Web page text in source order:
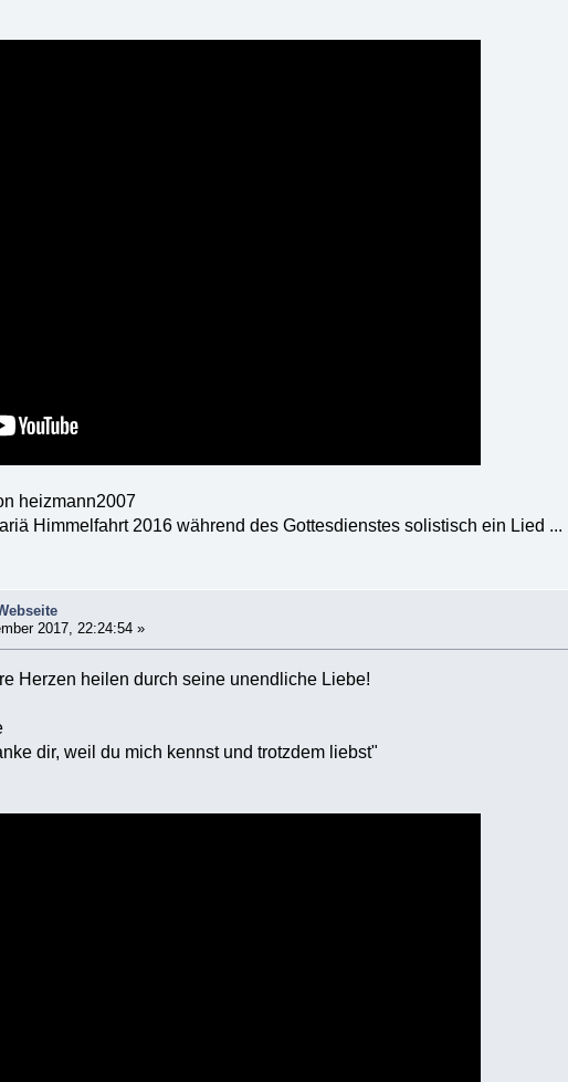
heizmann2007
Himmelfahrt 2016 während des Gottesdienstes solistisch ein Lied ...
2017, 22:24:54 »
Herzen heilen durch seine unendliche Liebe!
dir, weil du mich kennst und trotzdem liebst"